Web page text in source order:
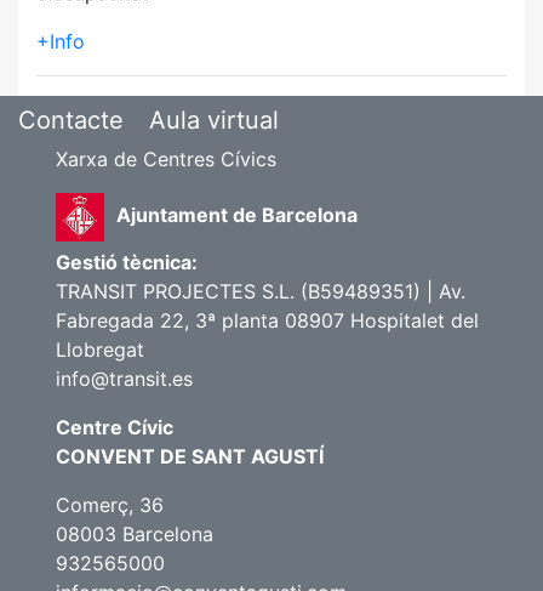
+Info
Contacte Aula virtual
Xarxa de Centres Cívics
Ajuntament de Barcelona
Gestió tècnica:
TRANSIT PROJECTES S.L. (B59489351) | Av.
Fabregada 22, 3ª planta 08907 Hospitalet del
Llobregat
info@transit.es
Centre Cívic
CONVENT DE SANT AGUSTÍ
Comerç, 36
08003 Barcelona
932565000